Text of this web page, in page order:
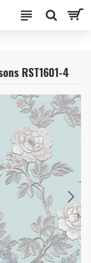
RST1601-4